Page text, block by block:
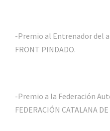
-Premio al Entrenador del
FRONT PINDADO.
-Premio a la Federación
FEDERACIÓN CATALANA